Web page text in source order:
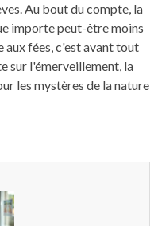
Au bout du compte, la
importe peut-être moins
aux fées, c'est avant tout
sur l'émerveillement, la
les mystères de la nature